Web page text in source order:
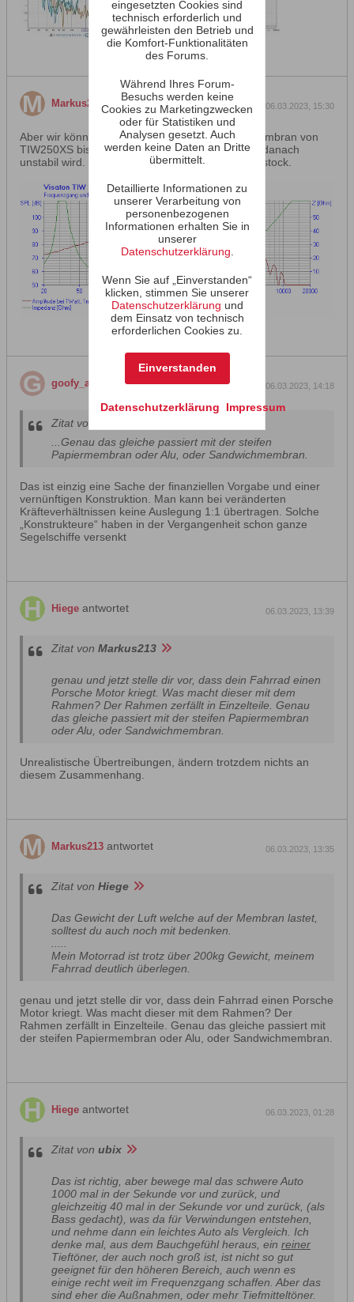
Markus213antwortet 06.03.2023, 15:30
Aber wir können uns darauf einigen, dass die Membran von
TIW250XS bis 1kHz absolut perfekt verläuft und danach
unstabil wird. Das sieht ein Blinde mit dem Krückstock.
goofy_ac antwortet 06.03.2023, 14:18
Zitat von
...Genau das gleiche passiert mit der steifen
Papiermembran oder Alu, oder Sandwichmembran.
Das ist einzig eine Sache der finanziellen Vorgabe und einer
vernünftigen Konstruktion. Man kann bei veränderten
Kräfteverhältnissen keine Auslegung 1:1 übertragen. Solche
„Konstrukteure“ haben in der Vergangenheit schon ganze
Segelschiffe versenkt
Hiege antwortet 06.03.2023, 13:39
Zitat von Markus213
genau und jetzt stelle dir vor, dass dein Fahrrad einen
Porsche Motor kriegt. Was macht dieser mit dem
Rahmen? Der Rahmen zerfällt in Einzelteile. Genau
das gleiche passiert mit der steifen Papiermembran
oder Alu, oder Sandwichmembran.
Unrealistische Übertreibungen, ändern trotzdem nichts an
diesem Zusammenhang.
Markus213 antwortet 06.03.2023, 13:35
Zitat von Hiege
Das Gewicht der Luft welche auf der Membran lastet,
solltest du auch noch mit bedenken.
Mein Motorrad ist trotz über 200kg Gewicht, meinem
Fahrrad deutlich überlegen.
genau und jetzt stelle dir vor, dass dein Fahrrad einen Porsche
Motor kriegt. Was macht dieser mit dem Rahmen? Der
Rahmen zerfällt in Einzelteile. Genau das gleiche passiert mit
der steifen Papiermembran oder Alu, oder Sandwichmembran.
Hiege antwortet 06.03.2023, 01:28
Zitat von ubix
Das ist richtig, aber bewege mal das schwere Auto
1000 mal in der Sekunde vor und zurück, und
gleichzeitig 40 mal in der Sekunde vor und zurück, (als
Bass gedacht), was da für Verwindungen entstehen,
und nehme dann ein leichtes Auto als Vergleich. Ich
denke mal, aus dem Bauchgefühl heraus, ein reiner
Tieftöner, der auch noch groß ist, ist nicht so gut
geeignet für den höheren Bereich, auch wenn es
einige recht weit im Frequenzgang schaffen. Aber das
sind eher die Außnahmen, oder mehr Tiefmitteltöner.
eingesetzten Cookies sind
technisch erforderlich und
gewährleisten den Betrieb und
die Komfort-Funktionalitäten
des Forums.
Während Ihres Forum-
Besuchs werden keine
Cookies zu Marketingzwecken
oder für Statistiken und
Analysen gesetzt. Auch
werden keine Daten an Dritte
übermittelt.
Detaillierte Informationen zu
unserer Verarbeitung von
personenbezogenen
Informationen erhalten Sie in
unserer
Datenschutzerklärung
Wenn Sie auf „Einverstanden“
klicken, stimmen Sie unserer
Datenschutzerklärung und
dem Einsatz von technisch
erforderlichen Cookies zu.
Datenschutzerklärung Impressum
Einverstanden